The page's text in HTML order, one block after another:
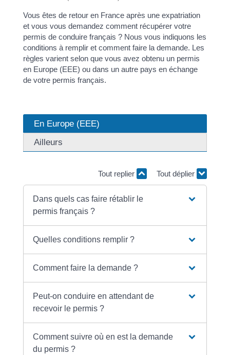
Vous êtes de retour en France après une expatriation
et vous vous demandez comment récupérer votre
permis de conduire français ? Nous vous indiquons les
conditions à remplir et comment faire la demande. Les
règles varient selon que vous avez obtenu un permis
en Europe (EEE) ou dans un autre pays en échange
de votre permis français.
En Europe (EEE)
Ailleurs
Tout replier Tout déplier
Dans quels cas faire rétablir le
permis français ?
Quelles conditions remplir ?
Comment faire la demande ?
Peut-on conduire en attendant de
recevoir le permis ?
Comment suivre où en est la demande
du permis ?